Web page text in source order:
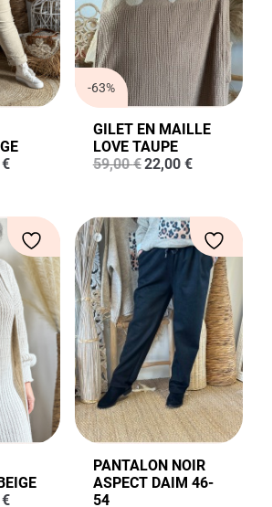
€Le
est :
20,00 €.
-63%
GILET EN MAILLE
LOVE TAUPE
59,00€Le
était :
59,00 €.
22,00 €Le
est :
22,00 €.
€Le
PANTALON NOIR
ASPECT DAIM 46-
54